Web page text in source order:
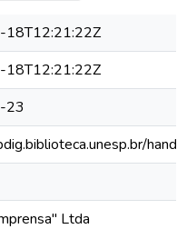
23
Ltda